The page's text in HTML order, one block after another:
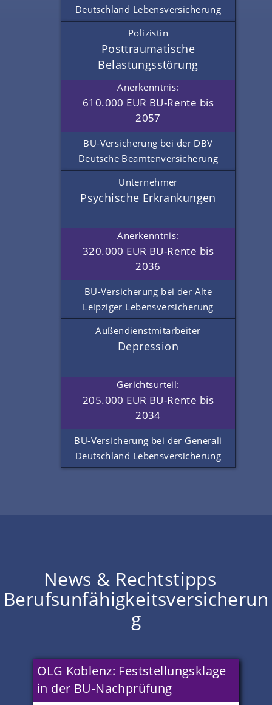
Deutschland Lebensversicherung
Polizistin
Posttraumatische
Belastungsstörung
Anerkenntnis:
610.000 EUR BU-Rente bis
2057
BU-Versicherung bei der DBV
Deutsche Beamtenversicherung
Unternehmer
Psychische Erkrankungen
Anerkenntnis:
320.000 EUR BU-Rente bis
2036
BU-Versicherung bei der Alte
Leipziger Lebensversicherung
Außendienstmitarbeiter
Depression
Gerichtsurteil:
205.000 EUR BU-Rente bis
2034
BU-Versicherung bei der Generali
Deutschland Lebensversicherung
News & Rechtstipps
Berufsunfähigkeitsversicherun
g
OLG Koblenz: Feststellungsklage
in der BU-Nachprüfung